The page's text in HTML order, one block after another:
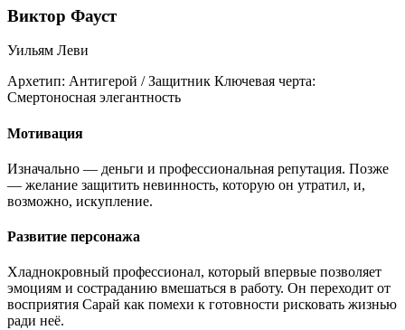
Виктор Фауст
Уильям Леви
Архетип: Антигерой / Защитник Ключевая черта:
Смертоносная элегантность
Мотивация
Изначально — деньги и профессиональная репутация. Позже
— желание защитить невинность, которую он утратил, и,
возможно, искупление.
Развитие персонажа
Хладнокровный профессионал, который впервые позволяет
эмоциям и состраданию вмешаться в работу. Он переходит от
восприятия Сарай как помехи к готовности рисковать жизнью
ради неё.